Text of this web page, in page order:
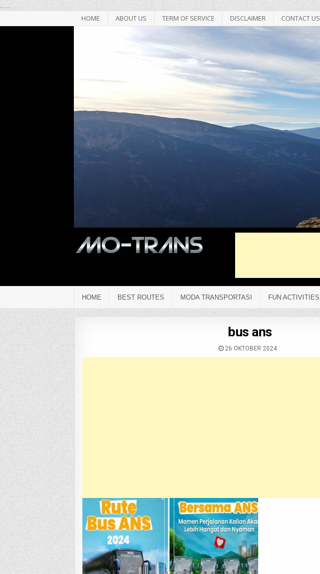
......
HOME ABOUT US TERM OF SERVICE DISCLAIMER CONTACT US
HOME BEST ROUTES MODA TRANSPORTASI FUN ACTIVITIES
bus ans
26 OKTOBER 2024